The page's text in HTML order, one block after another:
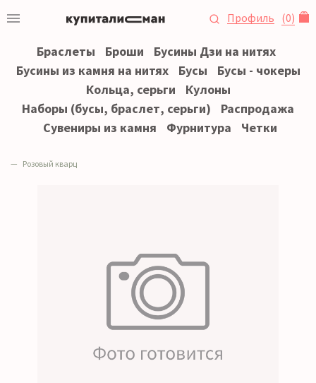
Профиль (0)
Браслеты Броши
Бусины Дзи на нитях
Бусины из камня на нитях
Бусы
Бусы - чокеры
Кольца, серьги
Кулоны
Наборы (бусы, браслет, серьги)
Распродажа
Сувениры из камня
Фурнитура Четки
Розовый кварц